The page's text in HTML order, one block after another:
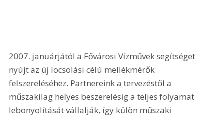
2007. januárjától a Fővárosi Vízművek segítséget
nyújt az új locsolási célú mellékmérők
felszereléséhez. Partnereink a tervezéstől a
műszakilag helyes beszerelésig a teljes folyamat
lebonyolítását vállalják, így külön műszaki